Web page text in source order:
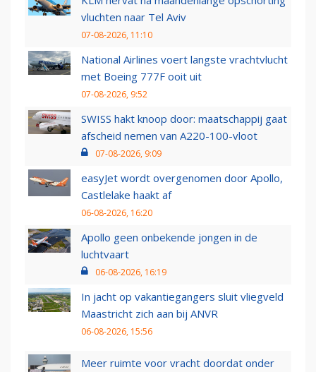
vluchten naar Tel Aviv
07-08-2026, 11:10
National Airlines voert langste vrachtvlucht
met Boeing 777F ooit uit
07-08-2026, 9:52
SWISS hakt knoop door: maatschappij gaat
afscheid nemen van A220-100-vloot
07-08-2026, 9:09
easyJet wordt overgenomen door Apollo,
Castlelake haakt af
06-08-2026, 16:20
Apollo geen onbekende jongen in de
luchtvaart
06-08-2026, 16:19
In jacht op vakantiegangers sluit vliegveld
Maastricht zich aan bij ANVR
06-08-2026, 15:56
Meer ruimte voor vracht doordat onder